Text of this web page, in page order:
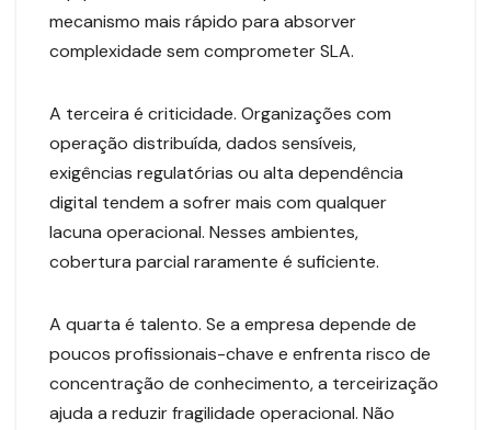
mecanismo mais rápido para absorver
complexidade sem comprometer SLA.
A terceira é criticidade. Organizações com
operação distribuída, dados sensíveis,
exigências regulatórias ou alta dependência
digital tendem a sofrer mais com qualquer
lacuna operacional. Nesses ambientes,
cobertura parcial raramente é suficiente.
A quarta é talento. Se a empresa depende de
poucos profissionais-chave e enfrenta risco de
concentração de conhecimento, a terceirização
ajuda a reduzir fragilidade operacional. Não